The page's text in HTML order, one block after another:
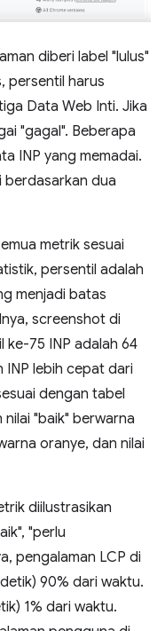
diberi label "lulus"
persentil harus
Data Web Inti. Jika
"gagal". Beberapa
INP yang memadai.
berdasarkan dua
metrik sesuai
persentil adalah
menjadi batas
screenshot di
ke-75 INP adalah 64
INP lebih cepat dari
dengan tabel
nilai "baik" berwarna
oranye, dan nilai
diilustrasikan
"perlu
pengalaman LCP di
90% dari waktu.
1% dari waktu.